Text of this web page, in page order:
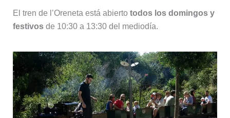
El tren de l’Oreneta está abierto todos los domingos y
festivosde 10:30 a 13:30 del mediodía.